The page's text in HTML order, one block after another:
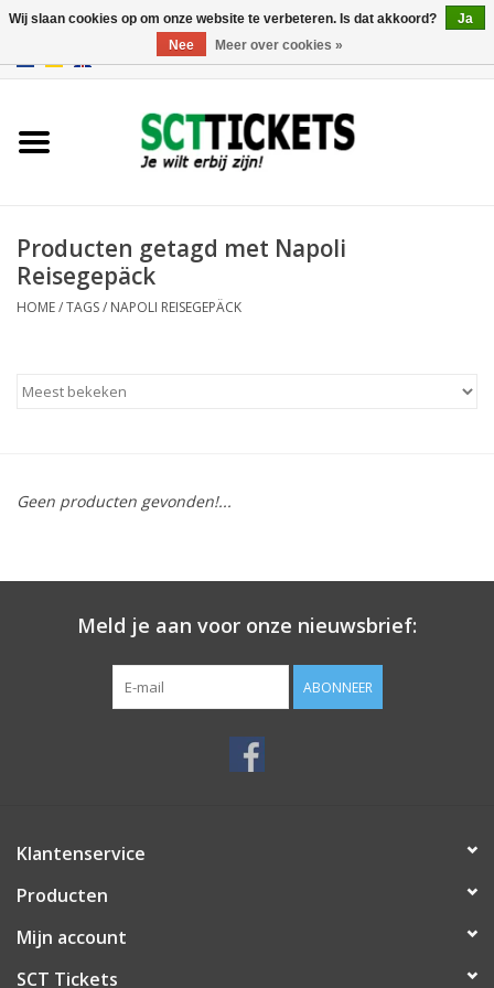
Producten getagd met Napoli
Reisegepäck
HOME/TAGS/ NAPOLI REISEGEPÄCK
Geen producten gevonden!...
Meld je aan voor onze nieuwsbrief:
ABONNEER
Klantenservice
Producten
Mijn account
SCT Tickets
Wij slaan cookies op om onze website te verbeteren. Is dat akkoord?
Ja
Nee
Meer over cookies »